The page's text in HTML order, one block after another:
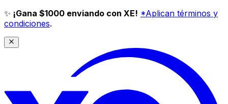
✨ ¡Gana $1000 enviando con XE! *Aplican términos y
condiciones.